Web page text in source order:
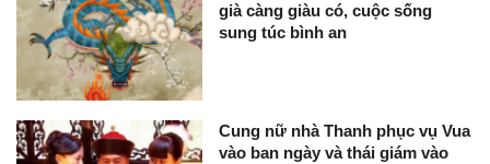
già càng giàu có, cuộc sống
sung túc bình an
Cung nữ nhà Thanh phục vụ Vua
vào ban ngày và thái giám vào